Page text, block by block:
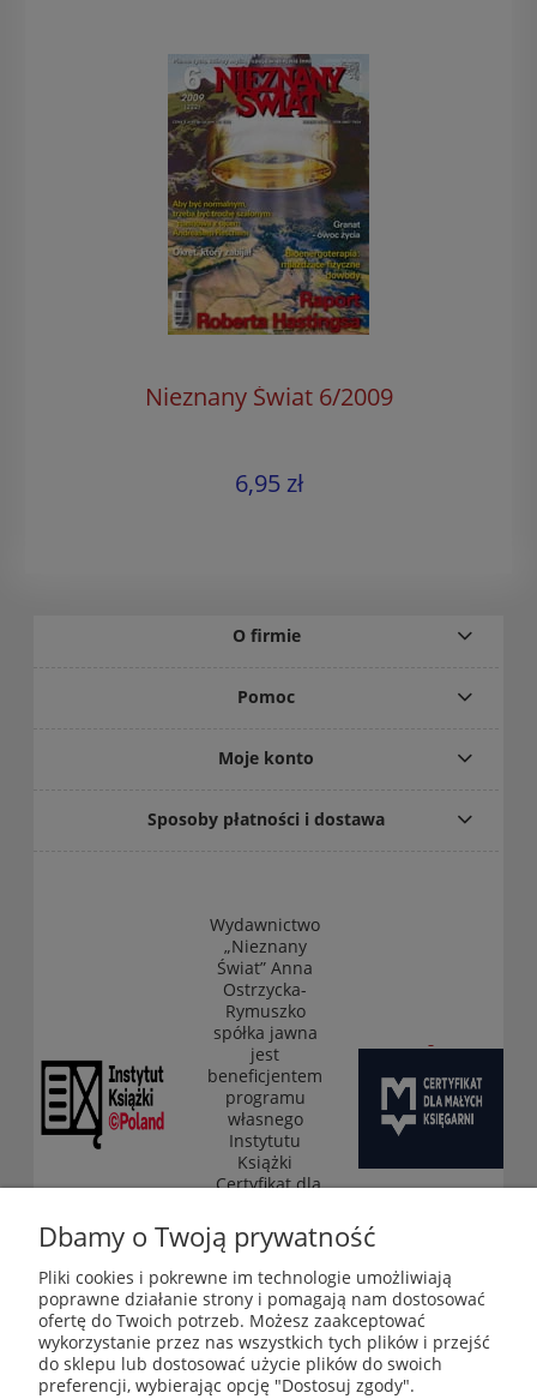
Nieznany Świat 6/2009
6,95 zł
O firmie
Pomoc
Moje konto
Sposoby płatności i dostawa
Wydawnictwo
„Nieznany
Świat” Anna
Ostrzycka-
Rymuszko
spółka jawna
jest
beneficjentem
programu
własnego
Instytutu
Książki
„Certyfikat dla
księgarni”
(edycja 2025-
2026)
Księgarnia-Galeria "Nieznany Świat" - internetowy sklep
ezoteryczny online
Zapraszamy również do odwiedzenia naszej księgarni
Dbamy o Twoją prywatność
Pliki cookies i pokrewne im technologie umożliwiają
poprawne działanie strony i pomagają nam dostosować
ofertę do Twoich potrzeb. Możesz zaakceptować
wykorzystanie przez nas wszystkich tych plików i przejść
do sklepu lub dostosować użycie plików do swoich
preferencji, wybierając opcję "Dostosuj zgody".